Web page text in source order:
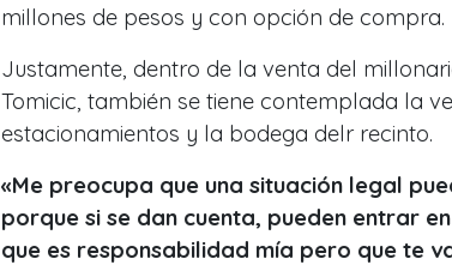
millones de pesos y con opción de compra.
Justamente, dentro de la venta del
Tomicic, también se tiene contemplada la
estacionamientos y la bodega delr recinto.
«Me preocupa que una situación legal
porque si se dan cuenta, pueden entrar
que es responsabilidad mía pero que te